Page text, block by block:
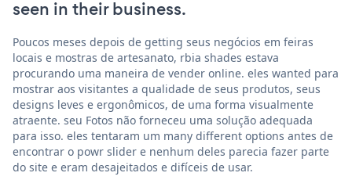
seen in their business.
Poucos meses depois de getting seus negócios em feiras
locais e mostras de artesanato, rbia shades estava
procurando uma maneira de vender online. eles wanted para
mostrar aos visitantes a qualidade de seus produtos, seus
designs leves e ergonômicos, de uma forma visualmente
atraente. seu Fotos não forneceu uma solução adequada
para isso. eles tentaram um many different options antes de
encontrar o powr slider e nenhum deles parecia fazer parte
do site e eram desajeitados e difíceis de usar.